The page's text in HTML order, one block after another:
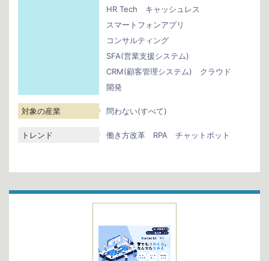
HR Tech
キャッシュレス
スマートフォンアプリ
コンサルティング
SFA(営業支援システム)
CRM(顧客管理システム)
クラウド
開発
対象の産業 問わない(すべて)
トレンド 働き方改革 RPA チャットボット